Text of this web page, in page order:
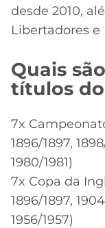
desde 2010,
Libertadores e
Quais
títulos
7x
1896/1897,
1980/1981)
7x Copa da
1896/1897,
1956/1957)